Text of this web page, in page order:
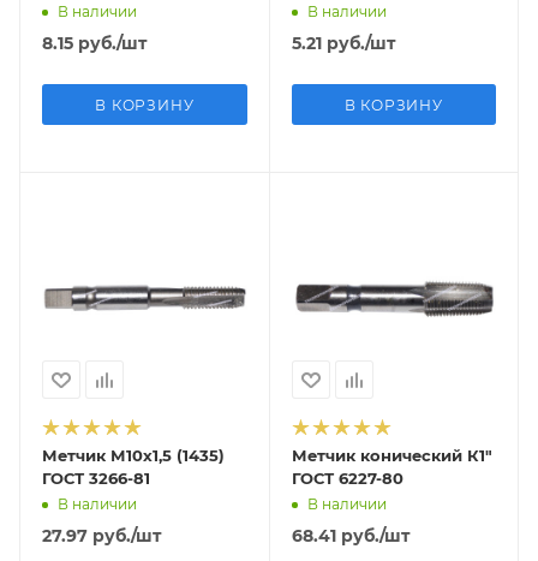
В наличии
8.15 руб./шт
В КОРЗИНУ
В наличии
5.21руб./шт
В КОРЗИНУ
Метчик М10х1,5 (1435)
ГОСТ 3266-81
В наличии
27.97 руб./шт
Метчик конический К1"
ГОСТ 6227-80
В наличии
68.41руб./шт